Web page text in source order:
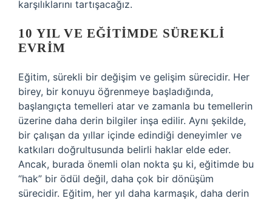
karşılıklarını tartışacağız.
10 YIL VE EĞITIMDE SÜREKLI
EVRIM
Eğitim, sürekli bir değişim ve gelişim sürecidir. Her
birey, bir konuyu öğrenmeye başladığında,
başlangıçta temelleri atar ve zamanla bu temellerin
üzerine daha derin bilgiler inşa edilir. Aynı şekilde,
bir çalışan da yıllar içinde edindiği deneyimler ve
katkıları doğrultusunda belirli haklar elde eder.
Ancak, burada önemli olan nokta şu ki, eğitimde bu
“hak” bir ödül değil, daha çok bir dönüşüm
sürecidir. Eğitim, her yıl daha karmaşık, daha derin